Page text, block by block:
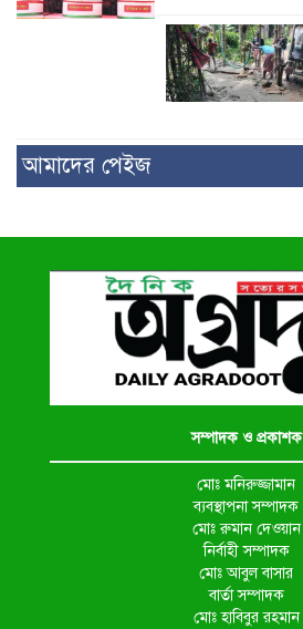
আমাদের পেইজ
সম্পাদক ও প্রকাশক
মোঃ মনিরুজ্জামান
ব্যবস্থাপনা সম্পাদক
মোঃ রুমান দেওয়ান
নির্বাহী সম্পাদক
মোঃ আবুল বাসার
বার্তা সম্পাদক
মোঃ হাবিবুর রহমান